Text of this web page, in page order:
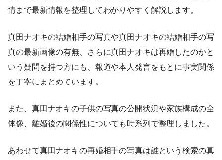
情まで最新情報を整理してわかりやすく解説します。
真田ナオキの結婚相手の写真や真田ナオキの結婚相手の写
真の最新画像の有無、さらに真田ナオキは再婚したのかと
いう疑問を持つ方にも、報道や本人発言をもとに事実関係
を丁寧にまとめています。
また、真田ナオキの子供の写真の公開状況や家族構成の全
体像、離婚後の関係性についても時系列で整理しました。
あわせて真田ナオキの再婚相手の写真は誰という検索の真